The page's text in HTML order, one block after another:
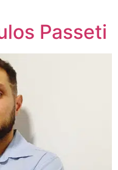
Passeti